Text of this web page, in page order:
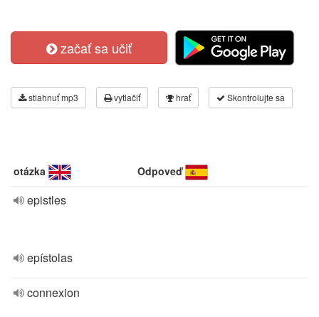
začať sa učiť
stiahnuť mp3 vytlačiť hrať Skontrolujte sa
otázka Odpoveď
epistles
epístolas
connexion